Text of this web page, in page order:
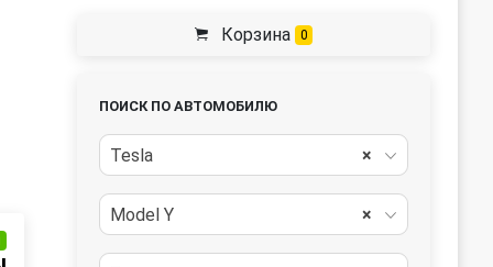
Корзина 0
ПОИСК ПО АВТОМОБИЛЮ
×
Tesla
×
Model Y